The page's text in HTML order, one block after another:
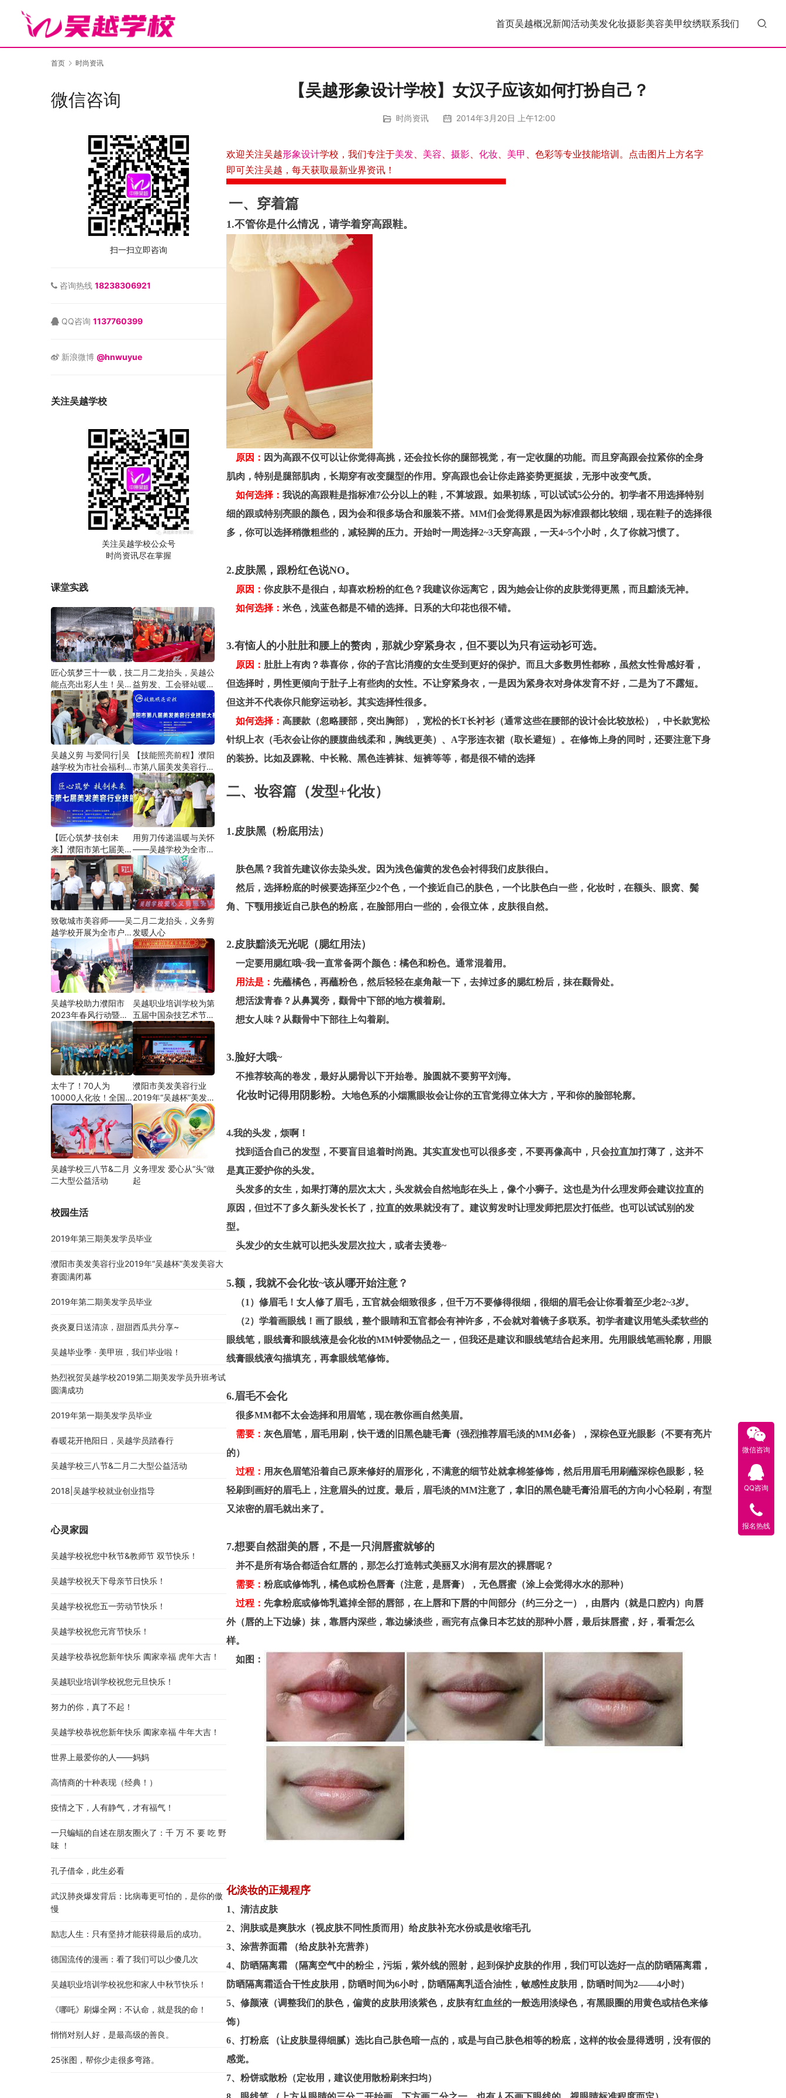
首页吴越概况新闻活动美发化妆摄影美容美甲纹绣联系我们
首页 时尚资讯
【吴越形象设计学校】女汉子应该如何打扮自己？
时尚资讯 2014年3月20日 上午12:00
欢迎关注吴越形象设计学校，我们专注于美发 美容 摄影 化妆 美甲
、色彩等专业技能培训。点击图片上方名字
即可关注吴越，每天获取最新业界资讯！
一、穿着篇
1.不管你是什么情况，请学着穿高跟鞋。
原因： 因为高跟不仅可以让你觉得高挑，还会拉长你的腿部视觉，有一定收腿的功能。而且穿高跟会拉紧你的全身
肌肉，特别是腿部肌肉，长期穿有改变腿型的作用。穿高跟也会让你走路姿势更挺拔，无形中改变气质。
如何选择： 我说的高跟鞋是指标准7公分以上的鞋，不算坡跟。如果初练，可以试试5公分的。初学者不用选择特别
细的跟或特别亮眼的颜色，因为会和很多场合和服装不搭。MM们会觉得累是因为标准跟都比较细，现在鞋子的选择很
多，你可以选择稍微粗些的，减轻脚的压力。开始时一周选择2~3天穿高跟，一天4~5个小时，久了你就习惯了。
2.皮肤黑，跟粉红色说NO。
原因： 你皮肤不是很白，却喜欢粉粉的红色？我建议你远离它，因为她会让你的皮肤觉得更黑，而且黯淡无神。
如何选择： 米色，浅蓝色都是不错的选择。日系的大印花也很不错。
3.有恼人的小肚肚和腰上的赘肉，那就少穿紧身衣，但不要以为只有运动衫可选。
原因： 肚肚上有肉？恭喜你，你的子宫比消瘦的女生受到更好的保护。而且大多数男性都称，虽然女性骨感好看，
但选择时，男性更倾向于肚子上有些肉的女性。不让穿紧身衣，一是因为紧身衣对身体发育不好，二是为了不露短。
但这并不代表你只能穿运动衫。其实选择性很多。
如何选择： 高腰款（忽略腰部，突出胸部），宽松的长T长衬衫（通常这些在腰部的设计会比较放松），中长款宽松
针织上衣（毛衣会让你的腰腹曲线柔和，胸线更美）、A字形连衣裙（取长避短）。在修饰上身的同时，还要注意下身
的装扮。比如及踝靴、中长靴、黑色连裤袜、短裤等等，都是很不错的选择
二、妆容篇（发型+化妆）
1.皮肤黑（粉底用法）
肤色黑？我首先建议你去染头发。因为浅色偏黄的发色会衬得我们皮肤很白。
然后，选择粉底的时候要选择至少2个色，一个接近自己的肤色，一个比肤色白一些，化妆时，在额头、眼窝、鬓
角、下颚用接近自己肤色的粉底，在脸部用白一些的，会很立体，皮肤很自然。
2.皮肤黯淡无光呢（腮红用法）
一定要用腮红哦~我一直常备两个颜色：橘色和粉色。通常混着用。
用法是： 先蘸橘色，再蘸粉色，然后轻轻在桌角敲一下，去掉过多的腮红粉后，抹在颧骨处。
想活泼青春？从鼻翼旁，颧骨中下部的地方横着刷。
想女人味？从颧骨中下部往上勾着刷。
3.脸好大哦~
不推荐较高的卷发，最好从腮骨以下开始卷。脸圆就不要剪平刘海。
化妆时记得用阴影粉。 大地色系的小烟熏眼妆会让你的五官觉得立体大方，平和你的脸部轮廓。
4.我的头发，烦啊！
找到适合自己的发型，不要盲目追着时尚跑。其实直发也可以很多变，不要再像高中，只会拉直加打薄了，这并不
是真正爱护你的头发。
头发多的女生，如果打薄的层次太大，头发就会自然地彭在头上，像个小狮子。这也是为什么理发师会建议拉直的
原因，但过不了多久新头发长长了，拉直的效果就没有了。建议剪发时让理发师把层次打低些。也可以试试别的发
型。
头发少的女生就可以把头发层次拉大，或者去烫卷~
5.额，我就不会化妆~该从哪开始注意？
（1）修眉毛！女人修了眉毛，五官就会细致很多，但千万不要修得很细，很细的眉毛会让你看着至少老2~3岁。
（2）学着画眼线！画了眼线，整个眼睛和五官都会有神许多，不会就对着镜子多联系。初学者建议用笔头柔软些的
眼线笔，眼线膏和眼线液是会化妆的MM钟爱物品之一，但我还是建议和眼线笔结合起来用。先用眼线笔画轮廓，用眼
线膏眼线液勾描填充，再拿眼线笔修饰。
6.眉毛不会化
很多MM都不太会选择和用眉笔，现在教你画自然美眉。
需要： 灰色眉笔，眉毛用刷，快干透的旧黑色睫毛膏（强烈推荐眉毛淡的MM必备），深棕色亚光眼影（不要有亮片
的）
过程： 用灰色眉笔沿着自己原来修好的眉形化，不满意的细节处就拿棉签修饰，然后用眉毛用刷蘸深棕色眼影，轻
轻刷到画好的眉毛上，注意眉头的过度。最后，眉毛淡的MM注意了，拿旧的黑色睫毛膏沿眉毛的方向小心轻刷，有型
又浓密的眉毛就出来了。
7.想要自然甜美的唇，不是一只润唇蜜就够的
并不是所有场合都适合红唇的，那怎么打造韩式美丽又水润有层次的裸唇呢？
需要： 粉底或修饰乳，橘色或粉色唇膏（注意，是唇膏），无色唇蜜（涂上会觉得水水的那种）
过程： 先拿粉底或修饰乳遮掉全部的唇部，在上唇和下唇的中间部分（约三分之一），由唇内（就是口腔内）向唇
外（唇的上下边缘）抹，靠唇内深些，靠边缘淡些，画完有点像日本艺妓的那种小唇，最后抹唇蜜，好，看看怎么
样。
如图：
化淡妆的正规程序
1、清洁皮肤
2、润肤或是爽肤水（视皮肤不同性质而用）给皮肤补充水份或是收缩毛孔
3、涂营养面霜 （给皮肤补充营养）
4、防晒隔离霜 （隔离空气中的粉尘，污垢，紫外线的照射，起到保护皮肤的作用，我们可以选好一点的防晒隔离霜，
防晒隔离霜适合干性皮肤用，防晒时间为6小时，防晒隔离乳适合油性，敏感性皮肤用，防晒时间为2——4小时）
5、修颜液（调整我们的肤色，偏黄的皮肤用淡紫色，皮肤有红血丝的一般选用淡绿色，有黑眼圈的用黄色或桔色来修
饰）
6、打粉底 （让皮肤显得细腻）选比自己肤色暗一点的，或是与自己肤色相等的粉底，这样的妆会显得透明，没有假的
感觉。
7、粉饼或散粉（定妆用，建议使用散粉刷来扫均）
微信咨询
扫一扫立即咨询
咨询热线 18238306921
QQ咨询 1137760399
新浪微博 @hnwuyue
关注吴越学校
关注吴越学校公众号
时尚资讯尽在掌握
课堂实践
匠心筑梦三十一载，技
能点亮出彩人生！吴越
学校2026年学员学习
成果汇报会圆满成功！
二月二龙抬头，吴越公
益剪发、工会驿站暖人
心——义务剪发情暖户
外劳动者
吴越义剪 与爱同行|吴
越学校为市社会福利院
爱心义剪
【技能照亮前程】濮阳
市第八届美发美容行业
技能大赛圆满闭幕
【匠心筑梦·技创未
来】濮阳市第七届美发
美容行业技能大赛在市
工人文化宫隆重举行
用剪刀传递温暖与关怀
——吴越学校为全市户
外劳动者爱心义剪
致敬城市美容师——吴
越学校开展为全市户外
劳动者爱心义剪活动
二月二龙抬头，义务剪
发暖人心
吴越学校助力濮阳市
2023年春风行动暨就
业援助月”首场新春招
聘会活动
吴越职业培训学校为第
五届中国杂技艺术节加
油添彩
太牛了！70人为
10000人化妆！全国
关注的盛事你知道吗？
濮阳市美发美容行业
2019年“吴越杯”美发
美容大赛圆满闭幕
吴越学校三八节&二月
二大型公益活动
义务理发 爱心从“头”做
起
校园生活
2019年第三期美发学员毕业
濮阳市美发美容行业2019年“吴越杯”美发美容大
赛圆满闭幕
2019年第二期美发学员毕业
炎炎夏日送清凉，甜甜西瓜共分享~
吴越毕业季 · 美甲班，我们毕业啦！
热烈祝贺吴越学校2019第二期美发学员升班考试
圆满成功
2019年第一期美发学员毕业
春暖花开艳阳日，吴越学员踏春行
吴越学校三八节&二月二大型公益活动
2018|吴越学校就业创业指导
心灵家园
吴越学校祝您中秋节&教师节 双节快乐！
吴越学校祝天下母亲节日快乐！
吴越学校祝您五一劳动节快乐！
吴越学校祝您元宵节快乐！
吴越学校恭祝您新年快乐 阖家幸福 虎年大吉！
吴越职业培训学校祝您元旦快乐！
努力的你，真了不起！
吴越学校恭祝您新年快乐 阖家幸福 牛年大吉！
世界上最爱你的人——妈妈
高情商的十种表现（经典！）
疫情之下，人有静气，才有福气！
一只蝙蝠的自述在朋友圈火了：千 万 不 要 吃 野
味 ！
孔子借伞，此生必看
武汉肺炎爆发背后：比病毒更可怕的，是你的傲
慢
励志人生：只有坚持才能获得最后的成功。
德国流传的漫画：看了我们可以少傻几次
吴越职业培训学校祝您和家人中秋节快乐​！​
《哪吒》刷爆全网：不认命，就是我的命！
悄悄对别人好，是最高级的善良。
25张图，帮你少走很多弯路。
微信咨询
QQ咨询
报名热线